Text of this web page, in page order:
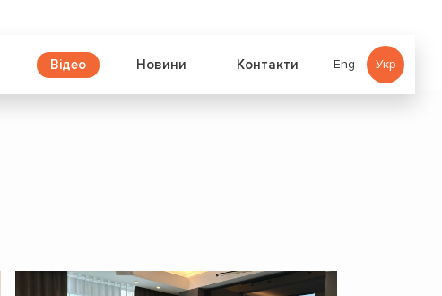
Відео Новини Контакти Eng Укр